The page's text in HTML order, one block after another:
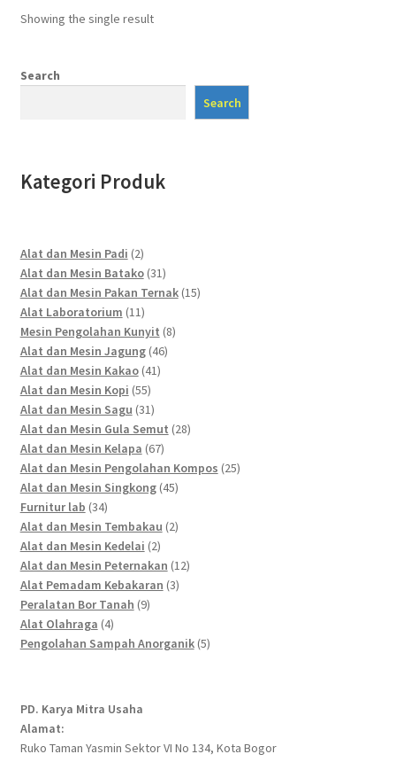
Showing the single result
Search
Search
Kategori Produk
Alat dan Mesin Padi 22
products
Alat dan Mesin Batako 3131
products
Alat dan Mesin Pakan Ternak 1515
Alat Laboratorium 1111
products
Mesin Pengolahan Kunyit 88
Alat dan Mesin Jagung 4646
Alat dan Mesin Kakao 4141
Alat dan Mesin Kopi 5555
products
Alat dan Mesin Sagu 3131
products
Alat dan Mesin Gula Semut 2828
Alat dan Mesin Kelapa 6767
products
Alat dan Mesin Pengolahan Kompos 2525
Alat dan Mesin Singkong 4545
Furnitur lab 3434
products
Alat dan Mesin Tembakau 22
Alat dan Mesin Kedelai 22
products
Alat dan Mesin Peternakan 1212
Alat Pemadam Kebakaran 33
Peralatan Bor Tanah 99
Alat Olahraga 44
products
Pengolahan Sampah Anorganik 55
PD. Karya Mitra Usaha
Alamat:
Ruko Taman Yasmin Sektor VI No 134, Kota Bogor